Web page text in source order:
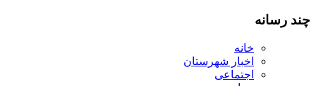
چند رسانه
خانه
اخبار شهرستان
اجتماعی